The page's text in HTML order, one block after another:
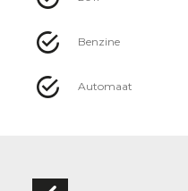
Benzine
Automaat